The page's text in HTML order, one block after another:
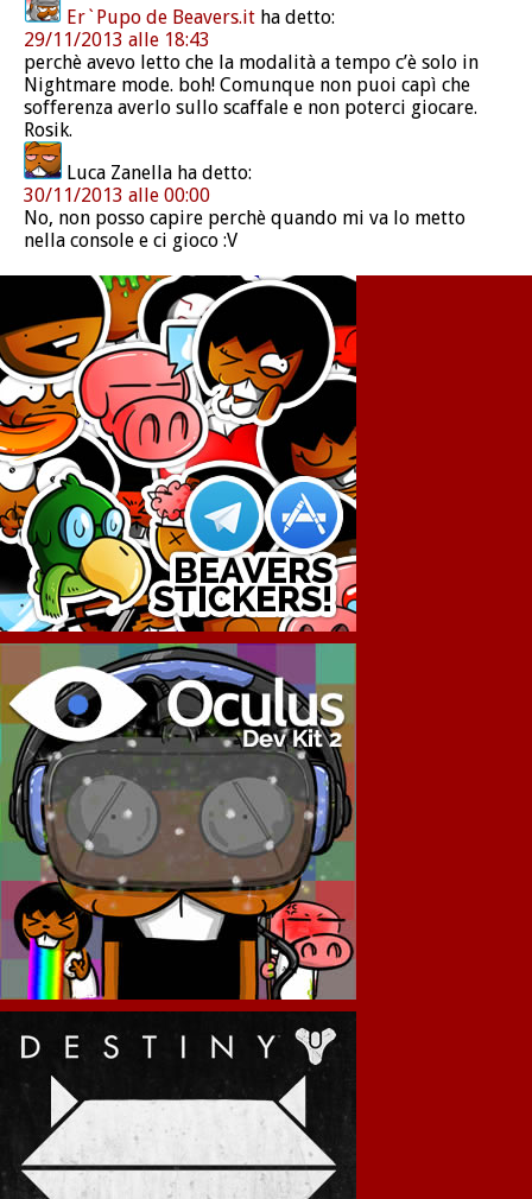
Er`Pupo de Beavers.it ha detto:
29/11/2013 alle 18:43
perchè avevo letto che la modalità a tempo c’è solo in
Nightmare mode. boh! Comunque non puoi capì che
sofferenza averlo sullo scaffale e non poterci giocare.
Rosik.
Luca Zanella ha detto:
30/11/2013 alle 00:00
No, non posso capire perchè quando mi va lo metto
nella console e ci gioco :V